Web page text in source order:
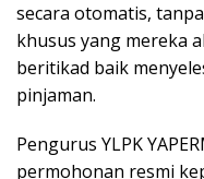
secara otomatis,
khusus yang mereka
beritikad baik
pinjaman.
Pengurus YLPK
permohonan resmi